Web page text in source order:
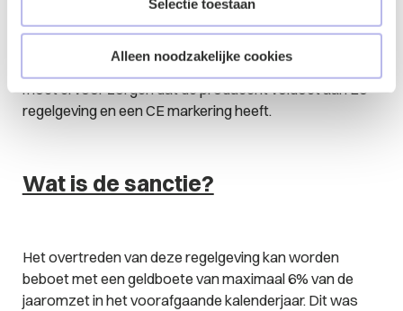
Selectie toestaan
Alleen noodzakelijke cookies
De importeur in de EU van AI systemen is
verantwoordelijk voor het ingevoerde AI systeem. Hij
moet ervoor zorgen dat de producent voldoet aan EU
regelgeving en een CE markering heeft.
Wat is de sanctie?
Het overtreden van deze regelgeving kan worden
beboet met een geldboete van maximaal 6% van de
jaaromzet in het voorafgaande kalenderjaar. Dit was